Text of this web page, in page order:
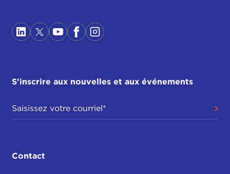
S'inscrire aux nouvelles et aux événements
Contact